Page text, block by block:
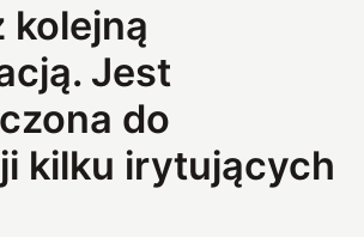
kolejną
Jest
do
kilku irytujących